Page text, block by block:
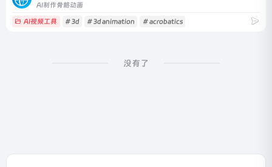
AI制作骨骼动画
AI视频工具 # 3d # 3d animation # acrobatics
没有了